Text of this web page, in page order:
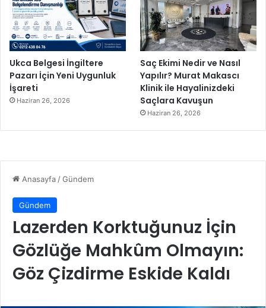
a
d
ö
n
.
Ukca Belgesi İngiltere
Pazarı İçin Yeni Uygunluk
İşareti
Haziran 26, 2026
Saç Ekimi Nedir ve Nasıl
Yapılır? Murat Makascı
Klinik ile Hayalinizdeki
Saçlara Kavuşun
Haziran 26, 2026